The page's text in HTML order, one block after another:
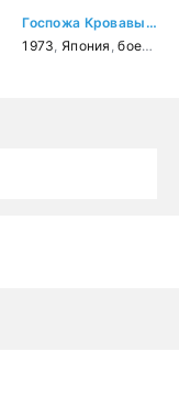
,драма
Госпожа Кровавый Снег
1973 Япония ,боевик